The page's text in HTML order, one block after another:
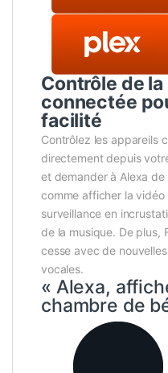
Contrôle de
connectée
facilité
Contrôlez les appareils
directement depuis
et demander à Alexa
comme afficher la
surveillance en
de la musique. De plus,
cesse avec de
vocales.
« Alexa,
chambre de